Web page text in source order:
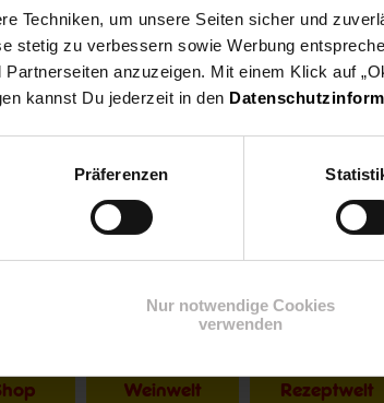
Techniken, um unsere Seiten sicher und
stetig zu verbessern sowie Werbung
anzuzeigen. Mit einem Klick auf
kannst Du jederzeit in den
Präferenzen
Nur notwendige Cookies
verwenden
Weinwelt Rezeptwelt